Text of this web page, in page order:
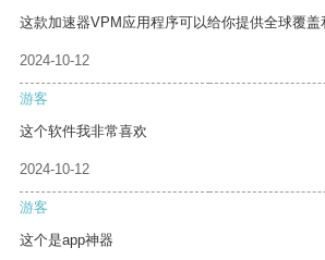
这款加速器VPM应用程序可以给你提供全球覆盖
2024-10-12
游客
这个软件我非常喜欢
2024-10-12
游客
这个是app神器